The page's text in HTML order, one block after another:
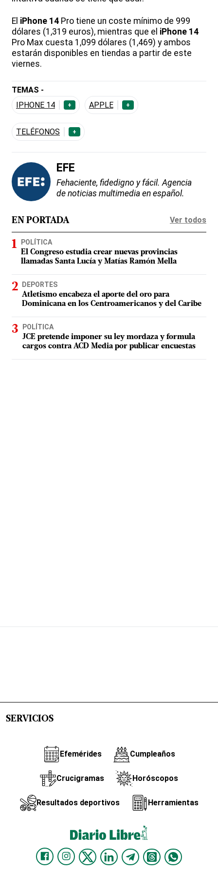
El iPhone 14 Pro tiene un coste mínimo de 999
dólares (1,319 euros), mientras que el iPhone 14
Pro Max cuesta 1,099 dólares (1,469) y ambos
estarán disponibles en tiendas a partir de este
viernes.
TEMAS -
IPHONE 14
+ APPLE +
TELÉFONOS +
EFE
Fehaciente, fidedigno y fácil. Agencia
de noticias multimedia en español.
EN PORTADA Ver todos
POLÍTICA
El Congreso estudia crear nuevas provincias
llamadas Santa Lucía y Matías Ramón Mella
DEPORTES
Atletismo encabeza el aporte del oro para
Dominicana en los Centroamericanos y del Caribe
POLÍTICA
JCE pretende imponer su ley mordaza y formula
cargos contra ACD Media por publicar encuestas
SERVICIOS
Efemérides Cumpleaños
Crucigramas Horóscopos
Resultados deportivos Herramientas